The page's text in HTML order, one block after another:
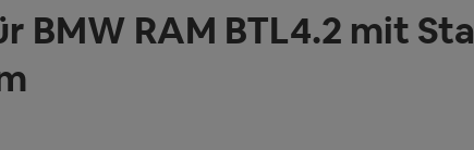
BMW RAM BTL4.2 mit